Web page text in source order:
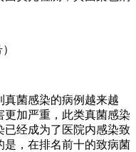
真菌感染的病例越来越
更加严重，此类真菌感染
已经成为了医院内感染致
是，在排名前十的致病菌